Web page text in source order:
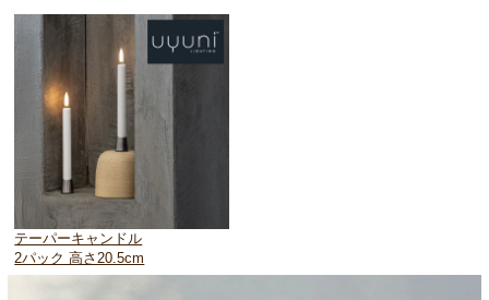
テーパーキャンドル
2パック 高さ20.5cm